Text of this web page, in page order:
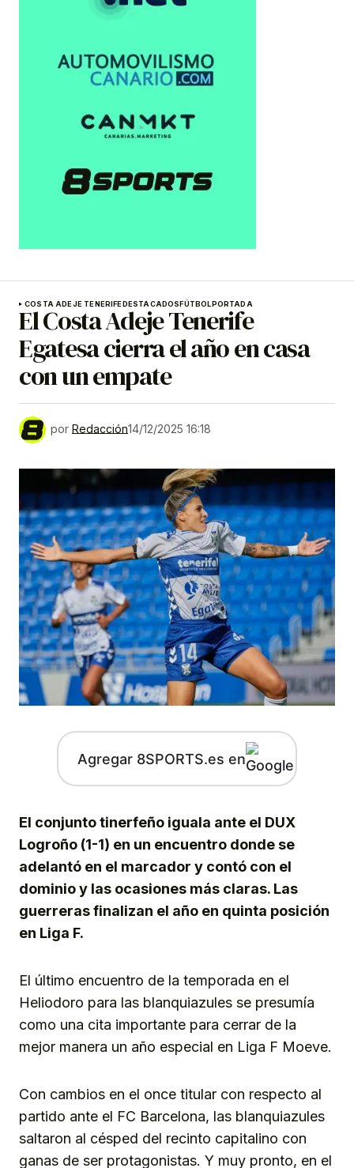
COSTA ADEJE TENERIFEDESTACADOSFÚTBOLPORTADA
El Costa Adeje Tenerife
Egatesa cierra el año en casa
con un empate
por Redacción14/12/2025 16:18
Agregar 8SPORTS.es en
El conjunto tinerfeño iguala ante el DUX
Logroño (1-1) en un encuentro donde se
adelantó en el marcador y contó con el
dominio y las ocasiones más claras. Las
guerreras finalizan el año en quinta posición
en Liga F.
El último encuentro de la temporada en el
Heliodoro para las blanquiazules se presumía
como una cita importante para cerrar de la
mejor manera un año especial en Liga F Moeve.
Con cambios en el once titular con respecto al
partido ante el FC Barcelona, las blanquiazules
saltaron al césped del recinto capitalino con
ganas de ser protagonistas. Y muy pronto, en el